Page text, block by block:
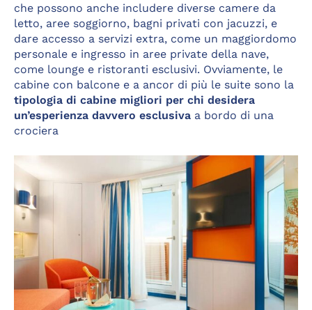
che possono anche includere diverse camere da
letto, aree soggiorno, bagni privati con jacuzzi, e
dare accesso a servizi extra, come un maggiordomo
personale e ingresso in aree private della nave,
come lounge e ristoranti esclusivi. Ovviamente, le
cabine con balcone e a ancor di più le suite sono la
tipologia di cabine migliori per chi desidera
un’esperienza davvero esclusiva a bordo di una
crociera